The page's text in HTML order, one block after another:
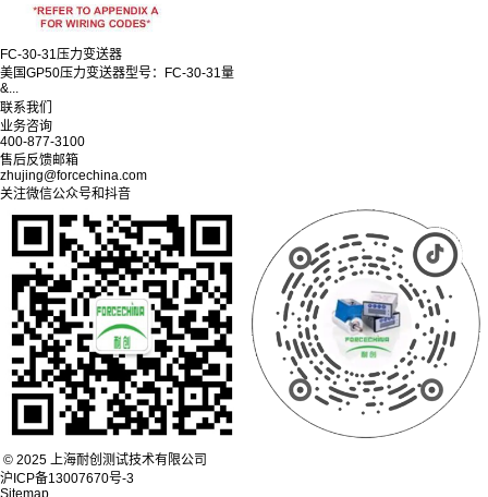
FC-30-31压力变送器
美国GP50压力变送器型号：FC-30-31量
&...
联系我们
业务咨询
400-877-3100
售后反馈邮箱
zhujing@forcechina.com
关注微信公众号和抖音
© 2025 上海耐创测试技术有限公司
沪ICP备13007670号-3
Sitemap